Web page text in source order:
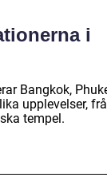
i
Bangkok,
upplevelser,
tempel.